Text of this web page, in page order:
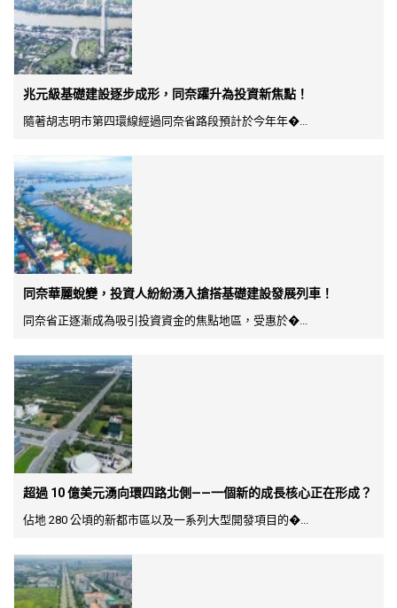
兆元級基礎建設逐步成形，同奈躍升為投資新焦點！
隨著胡志明市第四環線經過同奈省路段預計於今年年�...
同奈華麗蛻變，投資人紛紛湧入搶搭基礎建設發展列車！
同奈省正逐漸成為吸引投資資金的焦點地區，受惠於�...
超過 10 億美元湧向環四路北側——一個新的成長核心正在形成？
佔地 280 公頃的新都市區以及一系列大型開發項目的�...